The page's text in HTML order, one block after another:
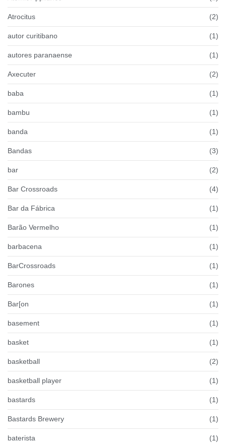
Atrocitus (2)
autor curitibano (1)
autores paranaense (1)
Axecuter (2)
baba (1)
bambu (1)
banda (1)
Bandas (3)
bar (2)
Bar Crossroads (4)
Bar da Fábrica (1)
Barão Vermelho (1)
barbacena (1)
BarCrossroads (1)
Barones (1)
Bar[on (1)
basement (1)
basket (1)
basketball (2)
basketball player (1)
bastards (1)
Bastards Brewery (1)
baterista (1)